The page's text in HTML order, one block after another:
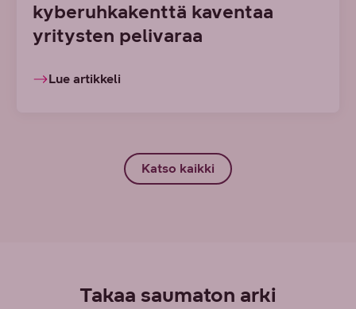
kyberuhkakenttä kaventaa
yritysten pelivaraa
Lue artikkeli
Katso kaikki
Takaa saumaton arki